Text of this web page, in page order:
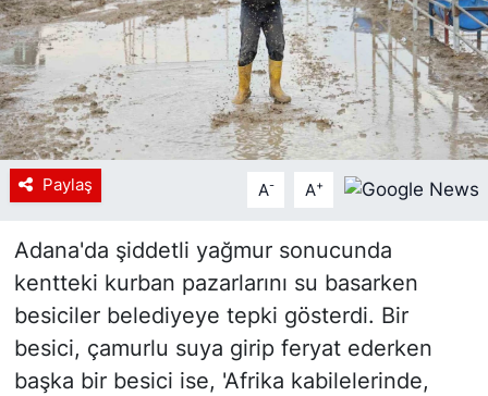
Paylaş A- A+
Adana'da şiddetli yağmur sonucunda
kentteki kurban pazarlarını su basarken
besiciler belediyeye tepki gösterdi. Bir
besici, çamurlu suya girip feryat ederken
başka bir besici ise, 'Afrika kabilelerinde,